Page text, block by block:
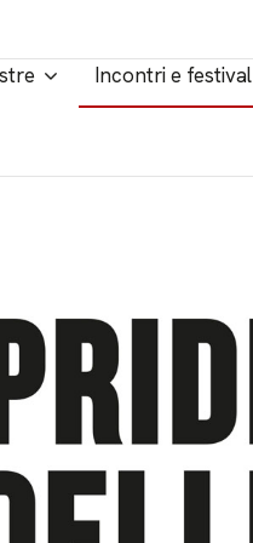
Incontri e festival